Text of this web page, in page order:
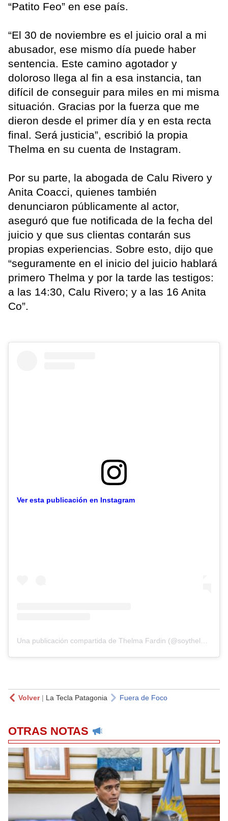
“Patito Feo” en ese país.
“El 30 de noviembre es el juicio oral a mi
abusador, ese mismo día puede haber
sentencia. Este camino agotador y
doloroso llega al fin a esa instancia, tan
difícil de conseguir para miles en mi misma
situación. Gracias por la fuerza que me
dieron desde el primer día y en esta recta
final. Será justicia”, escribió la propia
Thelma en su cuenta de Instagram.
Por su parte, la abogada de Calu Rivero y
Anita Coacci, quienes también
denunciaron públicamente al actor,
aseguró que fue notificada de la fecha del
juicio y que sus clientas contarán sus
propias experiencias. Sobre esto, dijo que
“seguramente en el inicio del juicio hablará
primero Thelma y por la tarde las testigos:
a las 14:30, Calu Rivero; y a las 16 Anita
Co”.
Ver esta publicación en Instagram
Volver| La Tecla Patagonia Fuera de Foco
OTRAS NOTAS